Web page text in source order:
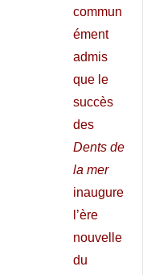
commun
ément
admis
que le
succès
des
Dents de
la mer
inaugure
l’ère
nouvelle
du